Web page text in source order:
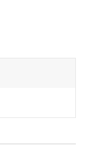
cargados con
cartucho
de
protegidos por
regalar a